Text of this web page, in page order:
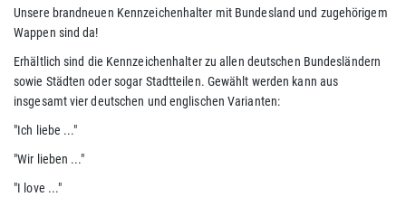
Unsere brandneuen Kennzeichenhalter mit Bundesland und zugehörigem
Wappen sind da!
Erhältlich sind die Kennzeichenhalter zu allen deutschen Bundesländern
sowie Städten oder sogar Stadtteilen. Gewählt werden kann aus
insgesamt vier deutschen und englischen Varianten:
"Ich liebe ..."
"Wir lieben ..."
"I love ..."